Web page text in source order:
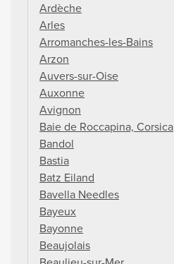
Ardèche
Arles
Arromanches-les-Bains
Arzon
Auvers-sur-Oise
Auxonne
Avignon
Baie de Roccapina, Corsica
Bandol
Bastia
Batz Eiland
Bavella Needles
Bayeux
Bayonne
Beaujolais